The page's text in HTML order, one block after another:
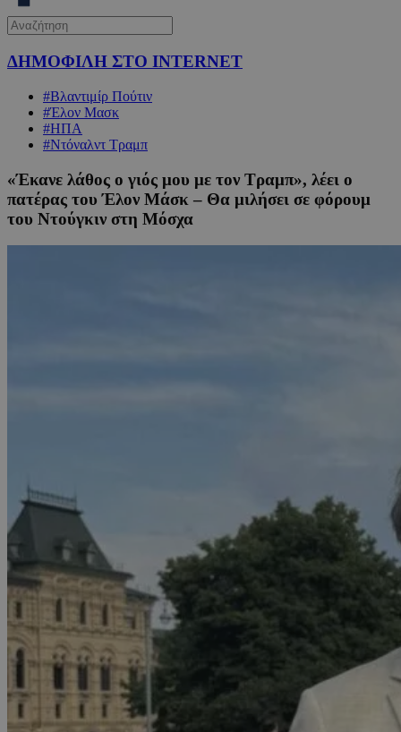
ΔΗΜΟΦΙΛΗ ΣΤΟ INTERNET
#Βλαντιμίρ Πούτιν
#Έλον Μασκ
#ΗΠΑ
#Ντόναλντ Τραμπ
«Έκανε λάθος ο γιός μου με τον Τραμπ», λέει ο
πατέρας του Έλον Μάσκ – Θα μιλήσει σε φόρουμ
του Ντούγκιν στη Μόσχα